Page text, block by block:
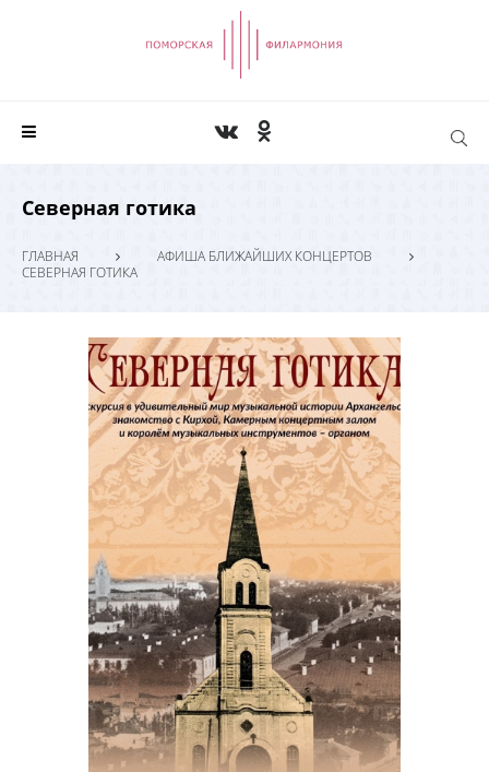
Северная готика
ГЛАВНАЯ
АФИША БЛИЖАЙШИХ КОНЦЕРТОВ
СЕВЕРНАЯ ГОТИКА